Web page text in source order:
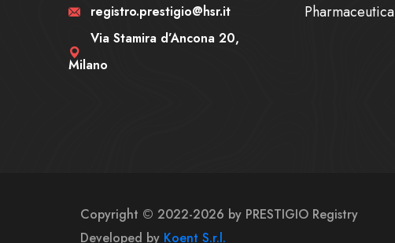
registro.prestigio@hsr.it
Via Stamira d’Ancona 20,
Milano
Pharmaceutica
Copyright © 2022-2026 by PRESTIGIO Registry
Developed by Koent S.r.l.